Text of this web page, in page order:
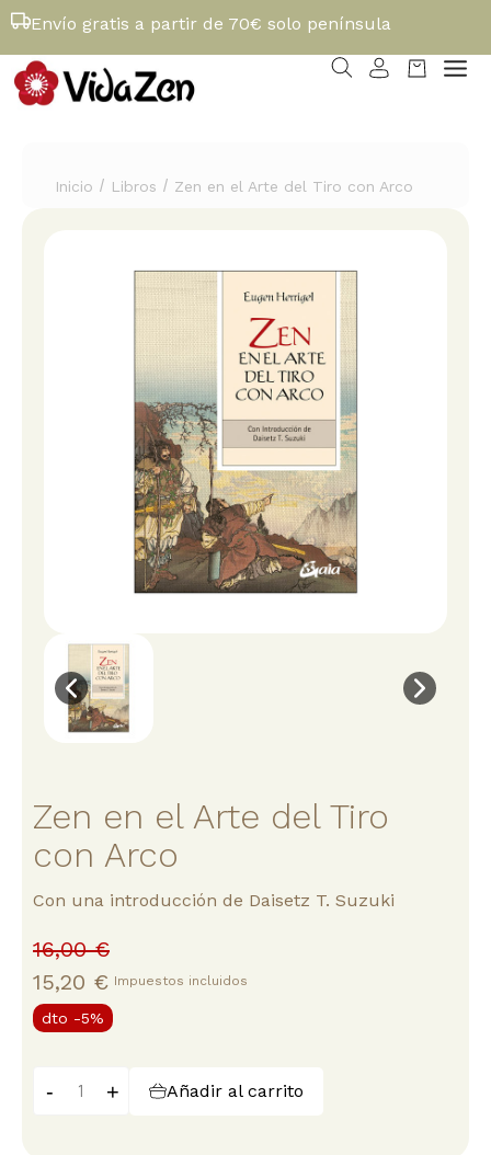
Envío gratis a partir de 70€ solo península
Inicio / Libros / Zen en el Arte del Tiro con Arco
Zen en el Arte del Tiro
con Arco
Con una introducción de Daisetz T. Suzuki
16,00 €
15,20 € Impuestos incluidos
dto -5%
- + Añadir al carrito